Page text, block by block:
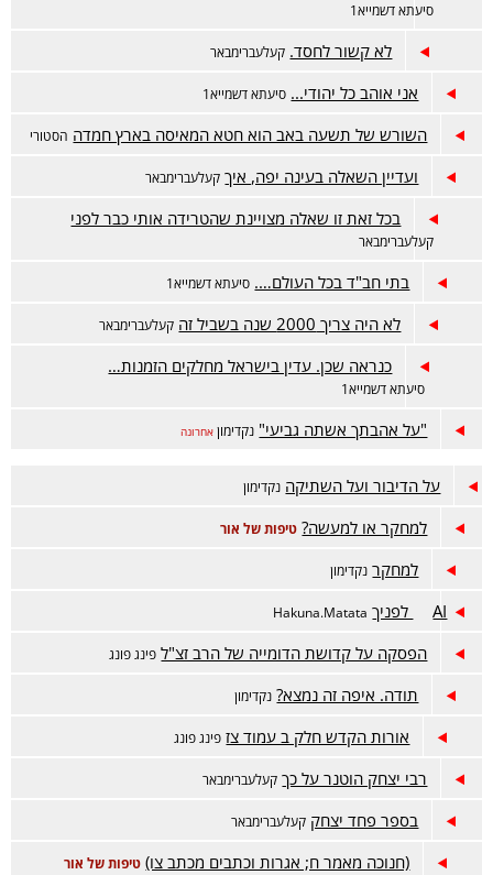
סיעתא דשמייא1
לא קשור לחסד. קעלעברימבאר
אני אוהב כל יהודי... סיעתא דשמייא1
השורש של תשעה באב הוא חטא המאיסה בארץ חמדה הסטורי
ועדיין השאלה בעינה יפה, איך קעלעברימבאר
בכל זאת זו שאלה מצויינת שהטרידה אותי כבר לפני
קעלעברימבאר
בתי חב"ד בכל העולם…. סיעתא דשמייא1
לא היה צריך 2000 שנה בשביל זה קעלעברימבאר
כנראה שכן. עדין בישראל מחלקים הזמנות…
סיעתא דשמייא1
"על אהבתך אשתה גביעי" נקדימון אחרונה
על הדיבור ועל השתיקה נקדימון
למחקר או למעשה? טיפות של אור
למחקר נקדימון
AI לפניך Hakuna.Matata
הפסקה על קדושת הדומייה של הרב זצ"ל פינג פונג
תודה. איפה זה נמצא? נקדימון
אורות הקדש חלק ב עמוד צז פינג פונג
רבי יצחק הוטנר על כך קעלעברימבאר
בספר פחד יצחק קעלעברימבאר
(חנוכה מאמר ח; אגרות וכתבים מכתב צו) טיפות של אור